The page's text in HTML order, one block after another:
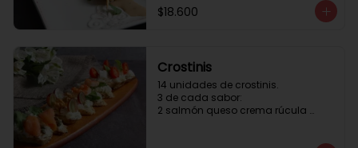
$18.600
Crostinis
14 unidades de crostinis.
3 de cada sabor:
2 salmón queso crema rúcula